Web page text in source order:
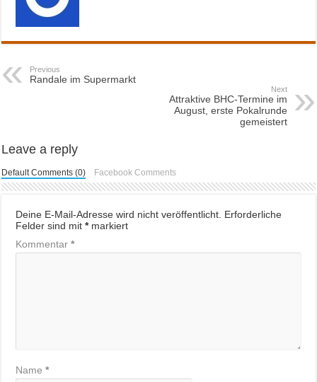
Previous
Randale im Supermarkt
Next
Attraktive BHC-Termine im
August, erste Pokalrunde
gemeistert
Leave a reply
Default Comments (0) Facebook Comments
Deine E-Mail-Adresse wird nicht veröffentlicht. Erforderliche
Felder sind mit*markiert
Kommentar*
Name*